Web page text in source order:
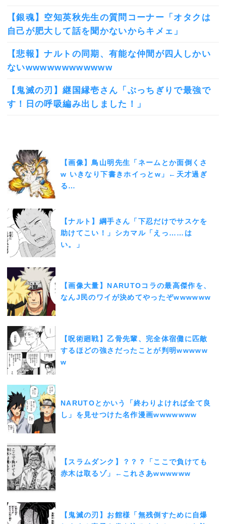
【銀魂】空知英秋先生の質問コーナー「オタクは
自己が肥大して話を聞かないからキメェ」
【悲報】ナルトの同期、有能な仲間が四人しかい
ないwwwwwwwwwwww
【鬼滅の刃】継国縁壱さん「ぶっちぎりで最強で
す！日の呼吸編み出しました！」
【画像】鳥山明先生「ネームとか面倒くさ
w いきなり下書きホイっとw」←天才過ぎ
る…
【ナルト】綱手さん「下忍だけでサスケを
助けてこい！」シカマル「えっ……は
い。」
【画像大量】NARUTOコラの最高傑作を、
なんJ民のワイが決めてやったぞwwwwww
【呪術廻戦】乙骨先輩、完全体宿儺に匹敵
するほどの強さだったことが判明wwwww
w
NARUTOとかいう「終わりよければ全て良
し」を見せつけた名作漫画wwwwwww
【スラムダンク】？？？「ここで負けても
赤木は取るゾ」←これさあwwwwww
【鬼滅の刃】お館様「無残倒すために自爆